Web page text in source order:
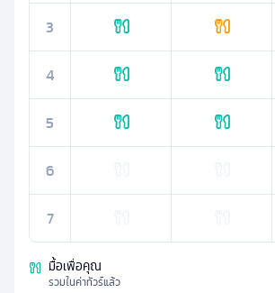
3
4
5
6
7
มื้อเพื่อคุณ
รวมในค่าทัวร์แล้ว